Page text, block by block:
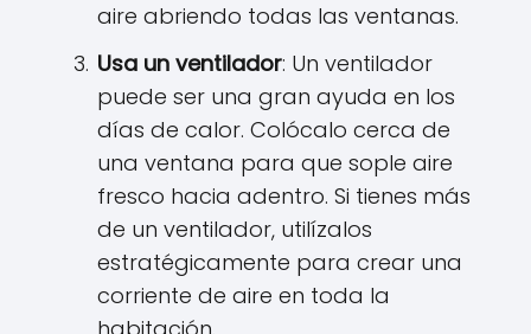
aire abriendo todas las ventanas.
Usa un ventilador: Un ventilador
puede ser una gran ayuda en los
días de calor. Colócalo cerca de
una ventana para que sople aire
fresco hacia adentro. Si tienes más
de un ventilador, utilízalos
estratégicamente para crear una
corriente de aire en toda la